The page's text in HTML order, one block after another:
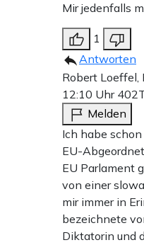
Mir jedenfalls
1
Antworten
Robert Loeffel,
12:10 Uhr
Melden
Ich habe
EU-
EU Parlament
von einer
mir immer in
bezeichnete
Diktatorin und